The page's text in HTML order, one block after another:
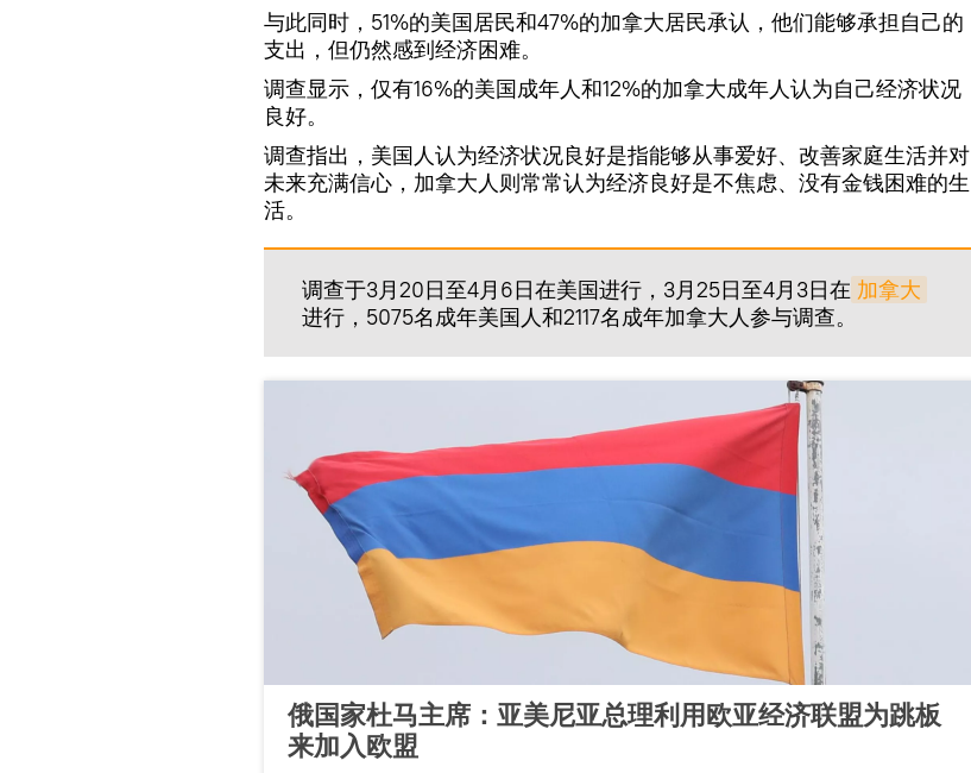
与此同时，51%的美国居民和47%的加拿大居民承认，他们能够承担自己的
支出，但仍然感到经济困难。
调查显示，仅有16%的美国成年人和12%的加拿大成年人认为自己经济状况
良好。
调查指出，美国人认为经济状况良好是指能够从事爱好、改善家庭生活并对
未来充满信心，加拿大人则常常认为经济良好是不焦虑、没有金钱困难的生
活。
调查于3月20日至4月6日在美国进行，3月25日至4月3日在 加拿大
进行，5075名成年美国人和2117名成年加拿大人参与调查。
俄国家杜马主席：亚美尼亚总理利用欧亚经济联盟为跳板
来加入欧盟